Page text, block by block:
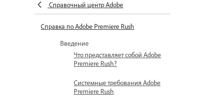
Справочный центр Adobe
Справка по Adobe Premiere Rush
Введение
Что представляет собой Adobe
Premiere Rush?
Системные требования Adobe
Premiere Rush